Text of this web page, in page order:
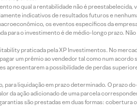
no qual a rentabilidade não é preestabelecida,
indicativos de resultados futuros e
os eventos específicos da
para o investimento é de médio-longo prazo.
praticada pela XP Investimentos. No
um prêmio ao vendedor tal como num acordo
apresentarem a possibilidade de perdas
liquidação em prazo determinado. O prazo
da ação adicionado de uma parcela
são prestadas em duas formas: cobertura